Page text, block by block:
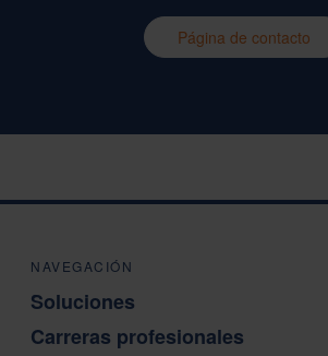
Página de contacto
NAVEGACIÓN
Soluciones
Carreras profesionales